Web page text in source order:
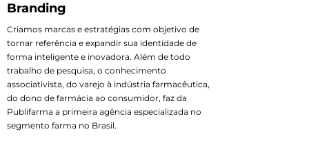
Branding
Criamos marcas e estratégias com objetivo de
tornar referência e expandir sua identidade de
forma inteligente e inovadora. Além de todo
trabalho de pesquisa, o conhecimento
associativista, do varejo à indústria farmacêutica,
do dono de farmácia ao consumidor, faz da
Publifarma a primeira agência especializada no
segmento farma no Brasil.